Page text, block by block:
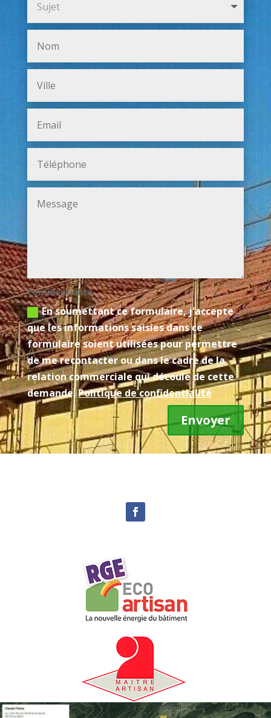
Confidentialité
En soumettant ce formulaire, j'accepte
que les informations saisies dans ce
formulaire soient utilisées pour permettre
de me recontacter ou dans le cadre de la
relation commerciale qui découle de cette
demande.Politique de confidentialité
Envoyer